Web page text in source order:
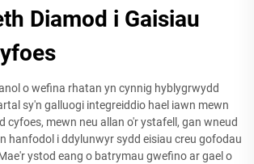
Diamod i Gaisiau
o wefina rhatan yn cynnig hyblygrwydd
sy'n galluogi integreiddio hael iawn mewn
cyfoes, mewn neu allan o'r ystafell, gan wneud
hanfodol i ddylunwyr sydd eisiau creu gofodau
ystod eang o batrymau gwefino ar gael o